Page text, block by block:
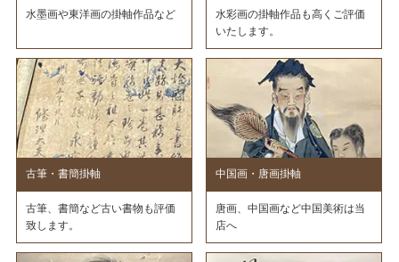
水墨画や東洋画の掛軸作品など
水彩画の掛軸作品も高くご評価
いたします。
古筆・書簡掛軸
古筆、書簡など古い書物も評価
致します。
中国画・唐画掛軸
唐画、中国画など中国美術は当
店へ